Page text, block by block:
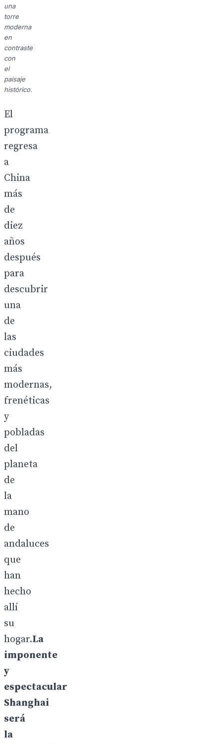
una
torre
moderna
en
contraste
con
el
paisaje
histórico.
El
programa
regresa
a
China
más
de
diez
años
después
para
descubrir
una
de
las
ciudades
más
modernas,
frenéticas
y
pobladas
del
planeta
de
la
mano
de
andaluces
que
han
hecho
allí
su
hogar.La
imponente
y
espectacular
Shanghai
será
la